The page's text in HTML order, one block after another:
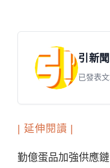
引新聞
已發表
| 延伸閱讀 |
勤億蛋品加強供應